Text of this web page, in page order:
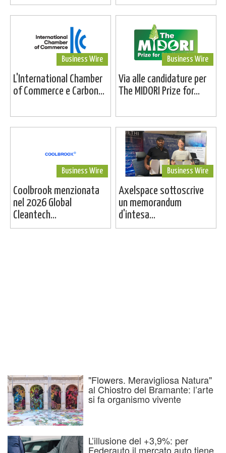
Business Wire
L'International Chamber
of Commerce e Carbon...
Business Wire
Via alle candidature per
The MIDORI Prize for...
Business Wire
Coolbrook menzionata
nel 2026 Global
Cleantech...
Business Wire
Axelspace sottoscrive
un memorandum
d'intesa...
"Flowers. Meravigliosa Natura"
al Chiostro del Bramante: l’arte
si fa organismo vivente
L’illusione del +3,9%: per
Federauto il mercato auto tiene